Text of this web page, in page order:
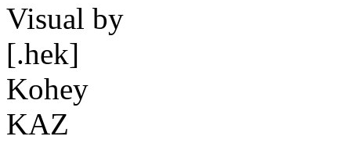
Visual by
[.hek]
Kohey
KAZ